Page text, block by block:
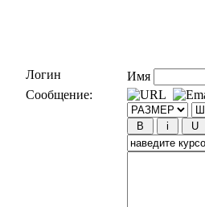
Логин
Имя
Сообщение: